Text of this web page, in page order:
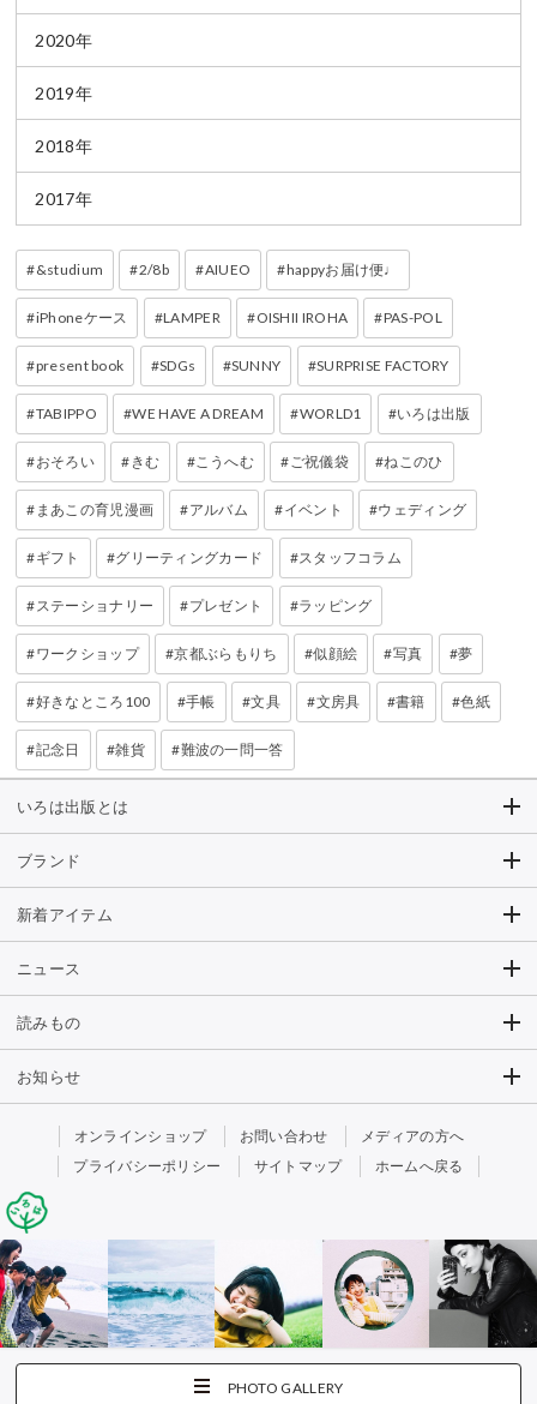
2020年
2019年
2018年
2017年
&studium 2/8b AIUEO happyお届け便♩
iPhoneケース LAMPER OISHII IROHA PAS-POL
present book SDGs SUNNY SURPRISE FACTORY
TABIPPO WE HAVE A DREAM WORLD1 いろは出版
おそろい きむ こうへむ ご祝儀袋 ねこのひ
まあこの育児漫画 アルバム イベント ウェディング
ギフト グリーティングカード スタッフコラム
ステーショナリー プレゼント ラッピング
ワークショップ 京都ぶらもりち 似顔絵 写真 夢
好きなところ100 手帳 文具 文房具 書籍 色紙
記念日 雑貨 難波の一問一答
いろは出版とは
ブランド
新着アイテム
ニュース
読みもの
お知らせ
オンラインショップ お問い合わせ
メディアの方へ
プライバシーポリシー
サイトマップ ホームへ戻る
PHOTO GALLERY